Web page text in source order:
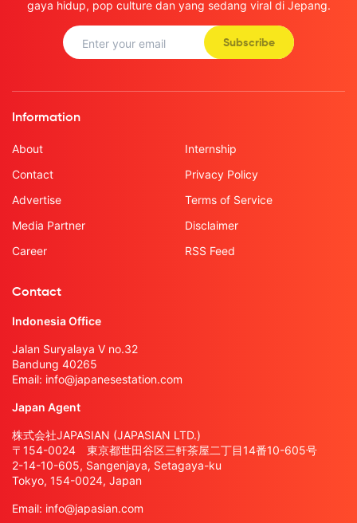
gaya hidup, pop culture dan yang sedang viral di Jepang.
Subscribe
Information
About
Contact
Advertise
Media Partner
Career
Internship
Privacy Policy
Terms of Service
Disclaimer
RSS Feed
Contact
Indonesia Office
Jalan Suryalaya V no.32
Bandung 40265
Email: info@japanesestation.com
Japan Agent
株式会社JAPASIAN (JAPASIAN LTD.)
〒154-0024 東京都世田谷区三軒茶屋二丁目14番10-605号
2-14-10-605, Sangenjaya, Setagaya-ku
Tokyo, 154-0024, Japan
Email: info@japasian.com